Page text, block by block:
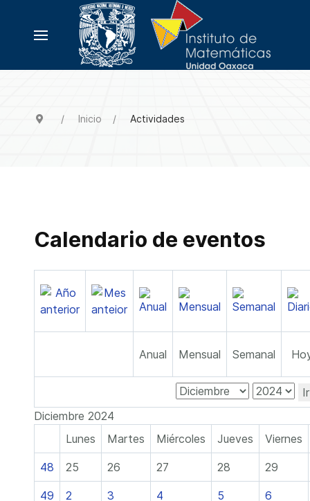
Inicio Actividades
Calendario de eventos
Anual Mensual Semanal
Diciembre 2024
Lunes
Martes Miércoles Jueves Viernes
48 25 26 27 28 29
49 2 3 4 5 6